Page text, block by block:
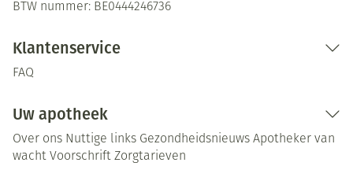
BTW nummer: BE0444246736
Klantenservice
FAQ
Uw apotheek
Over ons Nuttige links Gezondheidsnieuws Apotheker van
wacht Voorschrift Zorgtarieven